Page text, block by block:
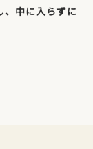
、中に入らずに